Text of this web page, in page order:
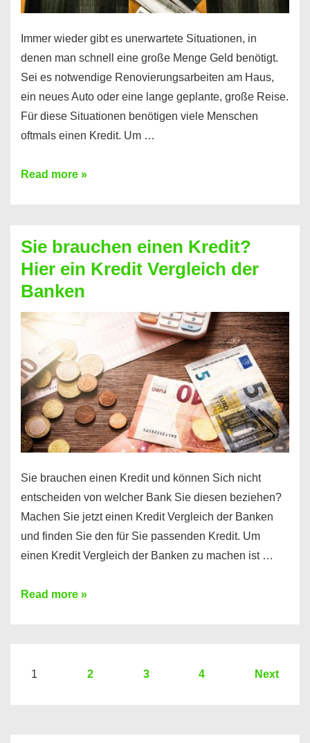
Immer wieder gibt es unerwartete Situationen, in
denen man schnell eine große Menge Geld benötigt.
Sei es notwendige Renovierungsarbeiten am Haus,
ein neues Auto oder eine lange geplante, große Reise.
Für diese Situationen benötigen viele Menschen
oftmals einen Kredit. Um …
Brauchen
Summe
Geld?
Hier
einen
10000
Euro
Kredit
finden
Read more »
Sie brauchen einen Kredit?
Hier ein Kredit Vergleich der
Banken
Sie brauchen einen Kredit und können Sich nicht
entscheiden von welcher Bank Sie diesen beziehen?
Machen Sie jetzt einen Kredit Vergleich der Banken
und finden Sie den für Sie passenden Kredit. Um
einen Kredit Vergleich der Banken zu machen ist …
Sie
Hier
Read more »
Seitennummerierung
1 2 3 4 Next